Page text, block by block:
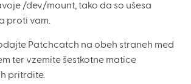
/dev/mount, tako da so ušesa
proti vam.
Patchcatch na obeh straneh med
ter vzemite šestkotne matice
pritrdite.